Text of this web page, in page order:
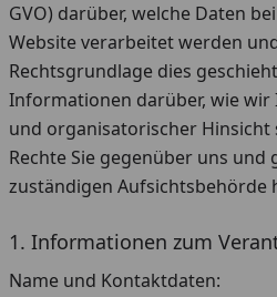
GVO) darüber, welche Daten
Website verarbeitet werden
Rechtsgrundlage dies
Informationen darüber, wie
und organisatorischer Hinsicht
Rechte Sie gegenüber uns und
zuständigen Aufsichtsbehörde
1. Informationen zum
Name und Kontaktdaten: